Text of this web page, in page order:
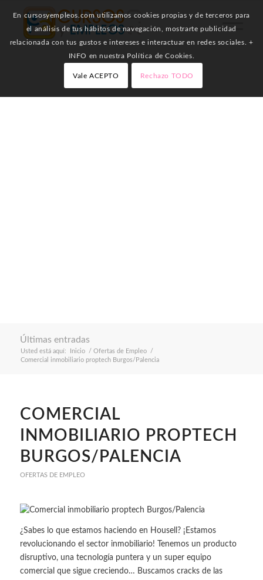
Últimas entradas
Usted está aquí: Inicio / Ofertas de Empleo
/
Comercial inmobiliario proptech Burgos/Palencia
COMERCIAL
INMOBILIARIO PROPTECH
BURGOS/PALENCIA
OFERTAS DE EMPLEO
¿Sabes lo que estamos haciendo en Housell? ¡Estamos
revolucionando el sector inmobiliario! Tenemos un producto
disruptivo, una tecnología puntera y un super equipo
comercial que sigue creciendo… Buscamos cracks de las
En cursosyempleos.com utilizamos cookies propias y de terceros para
el análisis de tus hábitos de navegación, mostrarte publicidad
relacionada con tus gustos e intereses e interactuar en redes sociales. +
INFO en nuestra Política de Cookies.
Vale ACEPTO Rechazo TODO